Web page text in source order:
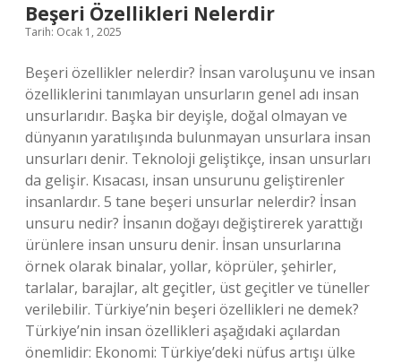
Beşeri Özellikleri Nelerdir
Tarih: Ocak 1, 2025
Beşeri özellikler nelerdir? İnsan varoluşunu ve insan
özelliklerini tanımlayan unsurların genel adı insan
unsurlarıdır. Başka bir deyişle, doğal olmayan ve
dünyanın yaratılışında bulunmayan unsurlara insan
unsurları denir. Teknoloji geliştikçe, insan unsurları
da gelişir. Kısacası, insan unsurunu geliştirenler
insanlardır. 5 tane beşeri unsurlar nelerdir? İnsan
unsuru nedir? İnsanın doğayı değiştirerek yarattığı
ürünlere insan unsuru denir. İnsan unsurlarına
örnek olarak binalar, yollar, köprüler, şehirler,
tarlalar, barajlar, alt geçitler, üst geçitler ve tüneller
verilebilir. Türkiye’nin beşeri özellikleri ne demek?
Türkiye’nin insan özellikleri aşağıdaki açılardan
önemlidir: Ekonomi: Türkiye’deki nüfus artışı ülke